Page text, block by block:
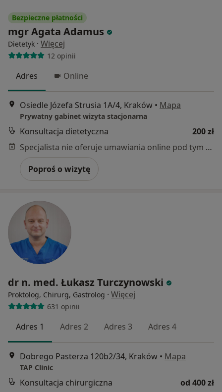
Bezpieczne płatności
mgr Agata Adamus
Dietetyk · Więcej
12 opinii
Adres Online
Osiedle Józefa Strusia 1A/4, Kraków • Mapa
Prywatny gabinet wizyta stacjonarna
Konsultacja dietetyczna
200 zł
Specjalista nie oferuje umawiania online pod tym adresem.
Poproś o wizytę
dr n. med. Łukasz Turczynowski
Proktolog, Chirurg, Gastrolog · Więcej
631 opinii
Adres 1 Adres 2 Adres 3 Adres 4
Dobrego Pasterza 120b2/34, Kraków • Mapa
TAP Clinic
Konsultacja chirurgiczna
od 400 zł